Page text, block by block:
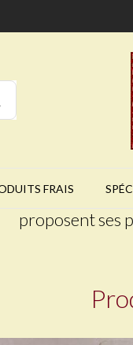
FRAIS
Depuis1972 ,
proposent ses